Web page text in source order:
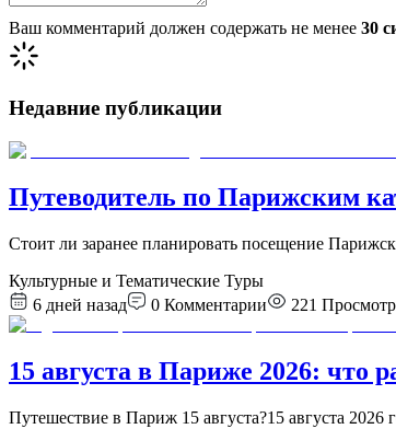
Ваш комментарий должен содержать не менее 30
Недавние публикации
Путеводитель по Парижским
Стоит ли заранее планировать посещение
Культурные и Тематические Туры
6 дней назад
0 Комментарии 221
15 августа в Париже 2026: что
Путешествие в Париж 15 августа?15 августа 2026